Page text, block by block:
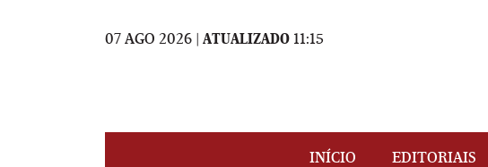
07 AGO 2026 | ATUALIZADO 11:15
INÍCIO EDITORIAIS